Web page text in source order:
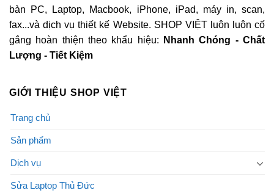
bàn PC, Laptop, Macbook, iPhone, iPad, máy in, scan,
fax...và dịch vụ thiết kế Website. SHOP VIỆT luôn luôn cố
gắng hoàn thiện theo khẩu hiệu:
Nhanh Chóng - Chất
Lượng - Tiết Kiệm
GIỚI THIỆU SHOP VIỆT
Trang chủ
Sản phẩm
Dịch vụ
Sửa Laptop Thủ Đức